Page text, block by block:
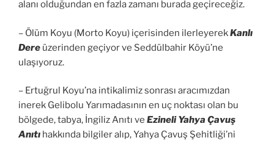
alanı olduğundan en fazla zamanı burada geçireceğiz.
– Ölüm Koyu (Morto Koyu) içerisinden ilerleyerekKanlı
Dere üzerinden geçiyor ve Seddülbahir Köyü’ne
ulaşıyoruz.
– Ertuğrul Koyu’na intikalimiz sonrası aracımızdan
inerek Gelibolu Yarımadasının en uç noktası olan bu
bölgede, tabya, İngiliz Anıtı ve Ezineli Yahya Çavuş
Anıtı hakkında bilgiler alıp, Yahya Çavuş Şehitliği’ni